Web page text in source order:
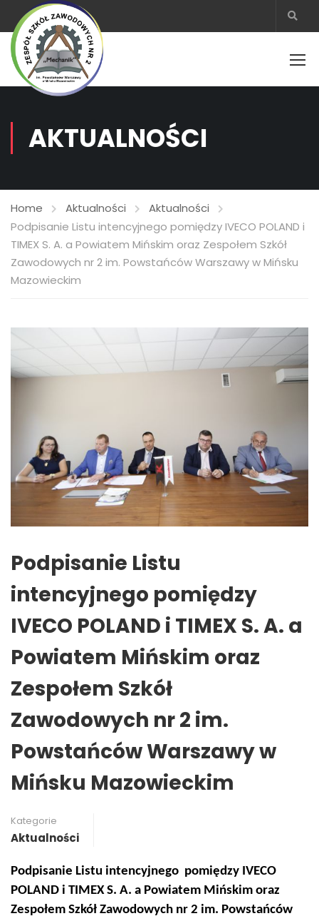
AKTUALNOŚCI
Home Aktualności
Aktualności
Podpisanie Listu intencyjnego pomiędzy IVECO POLAND i
TIMEX S. A. a Powiatem Mińskim oraz Zespołem Szkół
Zawodowych nr 2 im. Powstańców Warszawy w Mińsku
Mazowieckim
Podpisanie Listu
intencyjnego pomiędzy
IVECO POLAND i TIMEX S. A. a
Powiatem Mińskim oraz
Zespołem Szkół
Zawodowych nr 2 im.
Powstańców Warszawy w
Mińsku Mazowieckim
Kategorie
Aktualności
Podpisanie Listu intencyjnego pomiędzy IVECO
POLAND i TIMEX S. A. a Powiatem Mińskim oraz
Zespołem Szkół Zawodowych nr 2 im. Powstańców